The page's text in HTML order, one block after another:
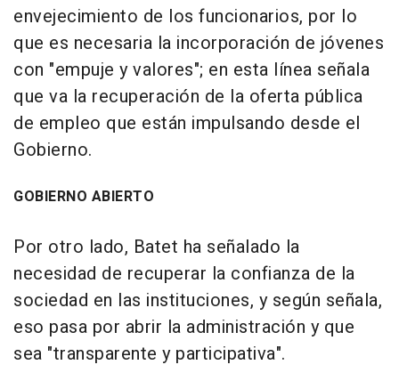
envejecimiento de los funcionarios, por lo
que es necesaria la incorporación de jóvenes
con "empuje y valores"; en esta línea señala
que va la recuperación de la oferta pública
de empleo que están impulsando desde el
Gobierno.
GOBIERNO ABIERTO
Por otro lado, Batet ha señalado la
necesidad de recuperar la confianza de la
sociedad en las instituciones, y según señala,
eso pasa por abrir la administración y que
sea "transparente y participativa".